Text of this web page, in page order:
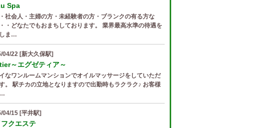
Spa
社会人・主婦の方・未経験者の方・ブランクの有る方な
・どなたでもおまちしております。 業界最高水準の待遇を
ま…
04/22[新大久保駅]
～エグゼティア～
なワンルームマンションでオイルマッサージをしていただ
。 駅チカの立地となりますので出勤時もラクラク♪ お客様
04/15[平井駅]
クエステ